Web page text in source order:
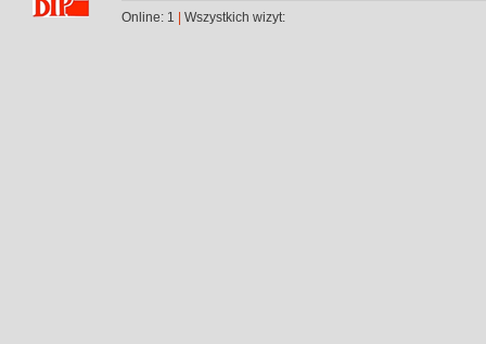
Online: 1 Wszystkich wizyt: